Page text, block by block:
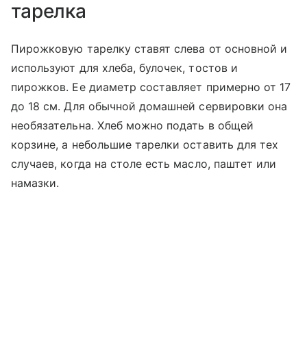
тарелка
Пирожковую тарелку ставят слева от основной и
используют для хлеба, булочек, тостов и
пирожков. Ее диаметр составляет примерно от 17
до 18 см. Для обычной домашней сервировки она
необязательна. Хлеб можно подать в общей
корзине, а небольшие тарелки оставить для тех
случаев, когда на столе есть масло, паштет или
намазки.